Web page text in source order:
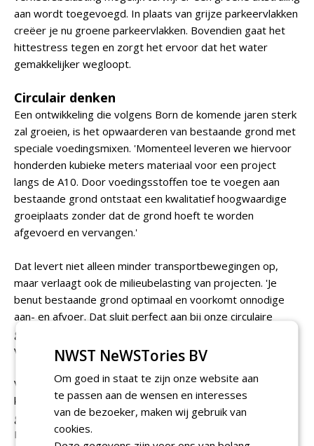
aan wordt toegevoegd. In plaats van grijze parkeervlakken
creëer je nu groene parkeervlakken. Bovendien gaat het
hittestress tegen en zorgt het ervoor dat het water
gemakkelijker wegloopt.
Circulair denken
Een ontwikkeling die volgens Born de komende jaren sterk
zal groeien, is het opwaarderen van bestaande grond met
speciale voedingsmixen. 'Momenteel leveren we hiervoor
honderden kubieke meters materiaal voor een project
langs de A10. Door voedingsstoffen toe te voegen aan
bestaande grond ontstaat een kwalitatief hoogwaardige
groeiplaats zonder dat de grond hoeft te worden
afgevoerd en vervangen.'
Dat levert niet alleen minder transportbewegingen op,
maar verlaagt ook de milieubelasting van projecten. 'Je
benut bestaande grond optimaal en voorkomt onnodige
aan- en afvoer. Dat sluit perfect aan bij onze circulaire
gedachtegoed, dat van nature in ons DNA zit, en ook bij
veel opdrachtgevers een belangrijk element wordt.'
Voor Born is het illustratief voor de koers die JdB vaart:
kwaliteit, duurzaamheid en innovatie hand in hand laten
gaan. 'De eisen aan groeiplaatsen worden steeds hoger.
Dan moet je als leverancier niet alleen een goed product
NWST NeWSTories BV
Om goed in staat te zijn onze website aan
te passen aan de wensen en interesses
van de bezoeker, maken wij gebruik van
cookies.